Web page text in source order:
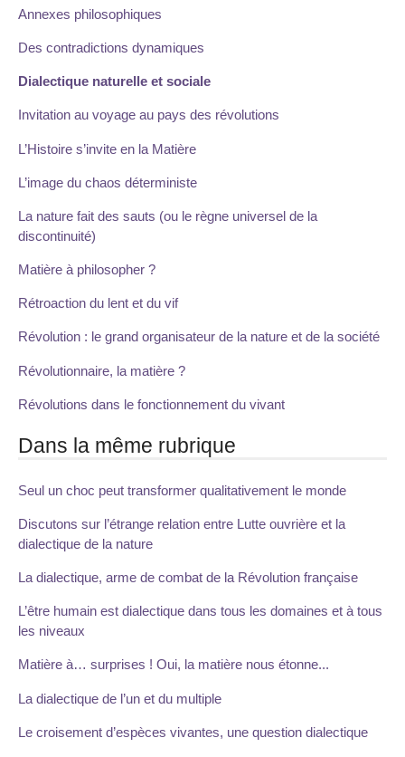
Annexes philosophiques
Des contradictions dynamiques
Dialectique naturelle et sociale
Invitation au voyage au pays des révolutions
L’Histoire s’invite en la Matière
L’image du chaos déterministe
La nature fait des sauts (ou le règne universel de la
discontinuité)
Matière à philosopher ?
Rétroaction du lent et du vif
Révolution : le grand organisateur de la nature et de la société
Révolutionnaire, la matière ?
Révolutions dans le fonctionnement du vivant
Dans la même rubrique
Seul un choc peut transformer qualitativement le monde
Discutons sur l’étrange relation entre Lutte ouvrière et la
dialectique de la nature
La dialectique, arme de combat de la Révolution française
L’être humain est dialectique dans tous les domaines et à tous
les niveaux
Matière à… surprises ! Oui, la matière nous étonne...
La dialectique de l’un et du multiple
Le croisement d’espèces vivantes, une question dialectique